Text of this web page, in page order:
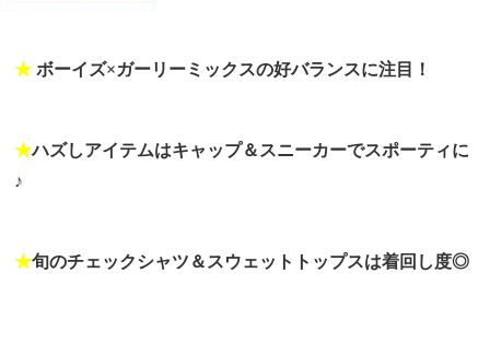
★ボーイズ×ガーリーミックスの好バランスに注目！
★ハズしアイテムはキャップ＆スニーカーでスポーティに
♪
★旬のチェックシャツ＆スウェットトップスは着回し度◎